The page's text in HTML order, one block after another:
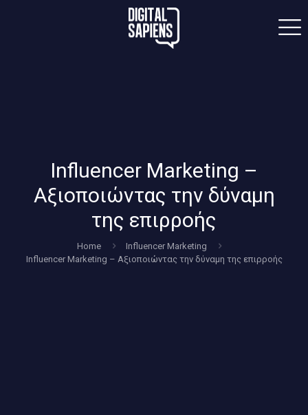
Influencer Marketing –
Αξιοποιώντας την δύναμη
της επιρροής
Home
Influencer Marketing
Influencer Marketing – Αξιοποιώντας την δύναμη της επιρροής